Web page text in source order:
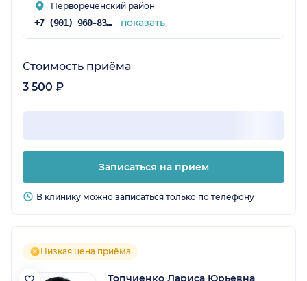
Первореченский район
+7 (901) 960-83-48 показать
Стоимость приёма
3 500 ₽
Записаться на прием
В клинику можно записаться только по телефону
Низкая цена приёма
Топчиенко Лариса Юрьевна